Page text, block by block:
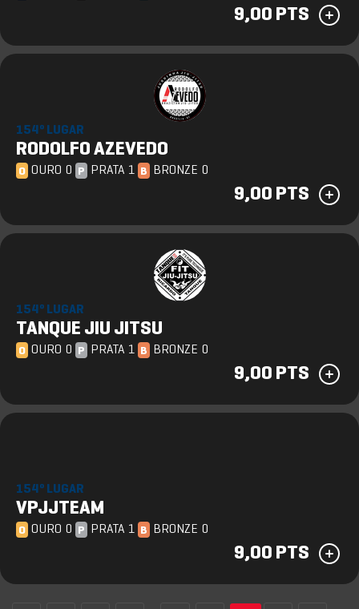
9,00 PTS
154º LUGAR
RODOLFO AZEVEDO
O OURO 0 P PRATA 1 B BRONZE 0
9,00 PTS
154º LUGAR
TANQUE JIU JITSU
O OURO 0 P PRATA 1 B BRONZE 0
9,00 PTS
154º LUGAR
VPJJTEAM
O OURO 0 P PRATA 1 B BRONZE 0
9,00 PTS